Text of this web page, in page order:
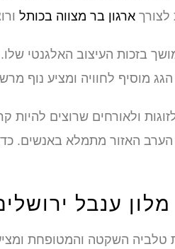
ארגון בר מצווה בכותל
בזכות העיצוב האלגנטי שלו.
הגג מוסיף לחוויה ומציע נוף
ולאורחים שרוצים להיות
האזור מתמלא באנשים.
ענבל
טלביה השקטה והמטופחת